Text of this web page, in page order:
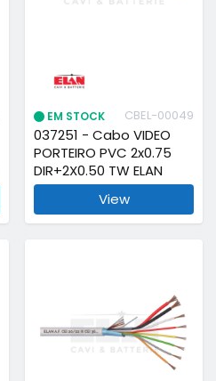
EM STOCK CBEL-00049
037251 - Cabo VIDEO
PORTEIRO PVC 2x0.75
DIR+2X0.50 TW ELAN
View